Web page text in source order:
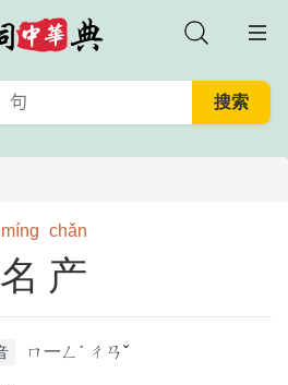
míng chǎn
名产
ㄇ一ㄥˊ ㄔㄢˇ